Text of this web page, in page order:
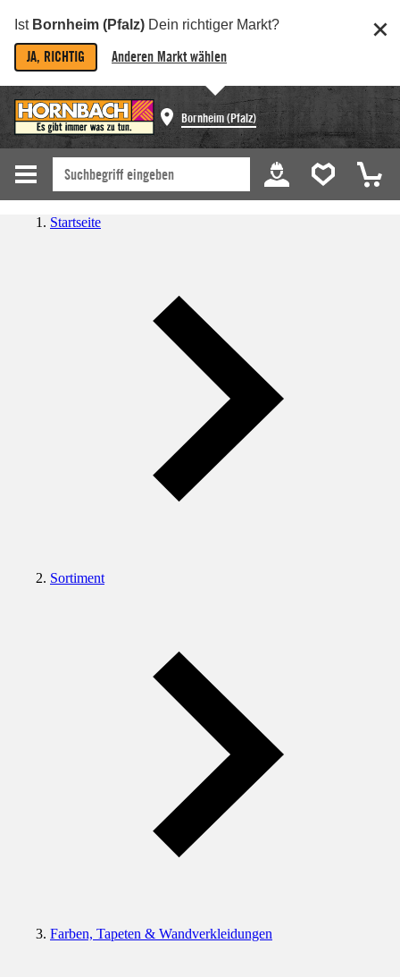
Ist Bornheim (Pfalz) Dein richtiger Markt?
JA, RICHTIG Anderen Markt wählen
Bornheim (Pfalz)
Startseite
Sortiment
Farben, Tapeten & Wandverkleidungen